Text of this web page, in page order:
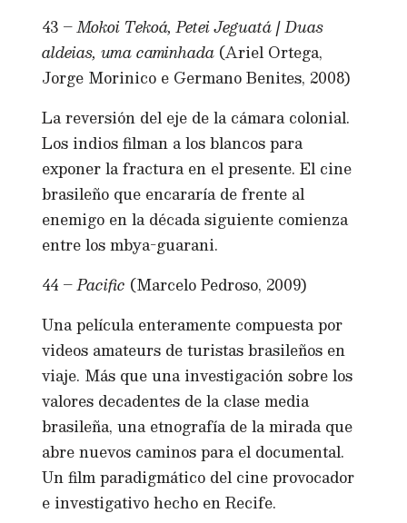
43 –Mokoi Tekoá, Petei Jeguatá | Duas
aldeias, uma caminhada (Ariel Ortega,
Jorge Morinico e Germano Benites, 2008)
La reversión del eje de la cámara colonial.
Los indios filman a los blancos para
exponer la fractura en el presente. El cine
brasileño que encararía de frente al
enemigo en la década siguiente comienza
entre los mbya-guarani.
44 –Pacific (Marcelo Pedroso, 2009)
Una película enteramente compuesta por
videos amateurs de turistas brasileños en
viaje. Más que una investigación sobre los
valores decadentes de la clase media
brasileña, una etnografía de la mirada que
abre nuevos caminos para el documental.
Un film paradigmático del cine provocador
e investigativo hecho en Recife.